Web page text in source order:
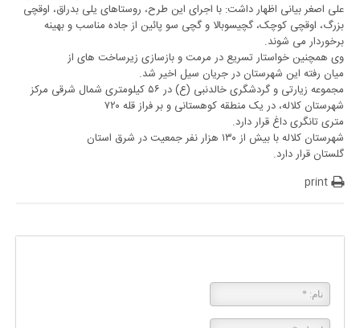
علی اصغر بیانی اظهار داشت: با اجرای این طرح، روستاهای یلی بدراق، اوقچی
بزرگ، اوقچی کوچک، گچیسوبالا و گچی سو پائین از جاده مناسب و بهینه
برخوردار می شوند.
وی همچنین خواستار تسریع در مرمت و بازسازی زیرساخت های از
میان رفته این شهرستان در جریان سیل اخیر شد.
مجموعه زیارتی و گردشگری خالدنبی (ع) در ۵۶ کیلومتری شمال شرقی مرکز
شهرستان کلاله، در یک منطقه کوهستانی و بر فراز قله ۷۲۰
متری تانگری داغ قرار دارد.
شهرستان کلاله با بیش از ۱۳۰ هزار نفر جمعیت در شرق استان
گلستان قرار دارد.
print